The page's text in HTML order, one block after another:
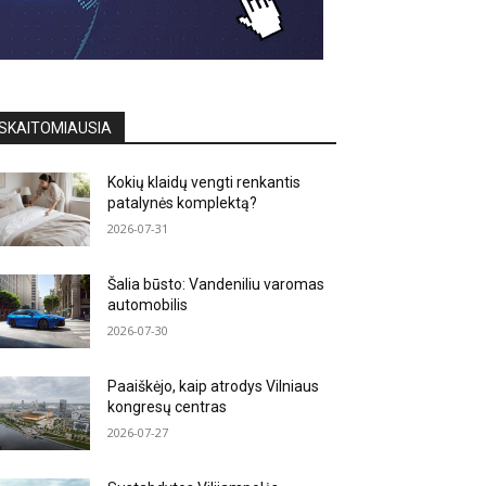
Kokių klaidų vengti renkantis
patalynės komplektą?
2026-07-31
Šalia būsto: Vandeniliu varomas
automobilis
2026-07-30
Paaiškėjo, kaip atrodys Vilniaus
kongresų centras
2026-07-27